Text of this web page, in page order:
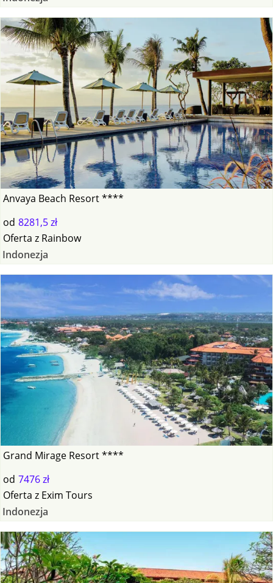
Anvaya Beach Resort ****
od 8281,5 zł
Oferta z Rainbow
Indonezja
Grand Mirage Resort ****
od 7476 zł
Oferta z Exim Tours
Indonezja